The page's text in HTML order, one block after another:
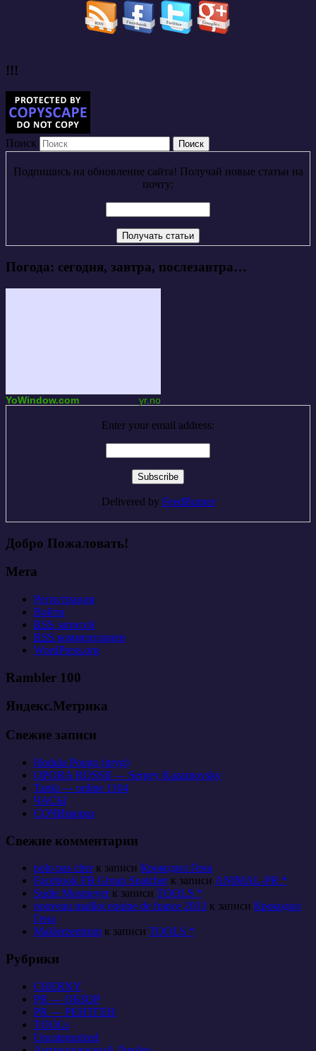
!!!
Поиск
Подпишись на обновление сайта! Получай новые статьи на
почту:
Погода: сегодня, завтра, послезавтра…
YoWindow.com yr.no
Enter your email address:
Delivered by FeedBurner
Добро Пожаловать!
Мета
Регистрация
Войти
RSS записей
RSS комментариев
WordPress.org
Rambler 100
Яндекс.Метрика
Свежие записи
Hodula Pougo (pryg)
OPORA ROSSII — Sergey Kazarnovsky
Tanki — online 1104
ЧАСЫ
СОЧИнялки
Свежие комментарии
polo pas cherк записи Крокодил Гена
Facebook FB Group Snatcherк записи ANIMAL-PR *
Sudie Mosmeyerк записи TOOLS *
nouveau maillot equipe de france 2013 к записи Крокодил
Гена
Maklerzentrum к записи TOOLS *
Рубрики
CHERNY
PR — ОБЗОР
PR — РЕНТГЕН
TOOLs
Uncategorized